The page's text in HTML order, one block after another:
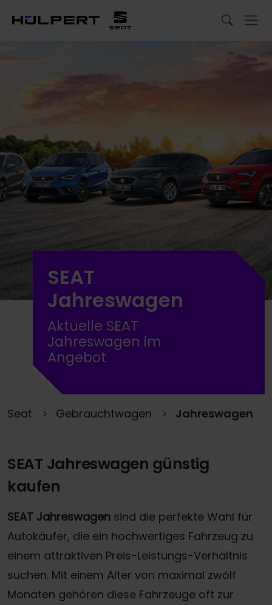
SEAT
Jahreswagen
Aktuelle SEAT
Jahreswagen im
Angebot
Seat Gebrauchtwagen Jahreswagen
SEAT Jahreswagen günstig
kaufen
SEAT Jahreswagen sind die perfekte Wahl für
Autokäufer, die ein hochwertiges Fahrzeug zu
einem attraktiven Preis-Leistungs-Verhältnis
suchen. Mit einem Alter von maximal zwölf
Monaten gehören diese Fahrzeuge oft zur